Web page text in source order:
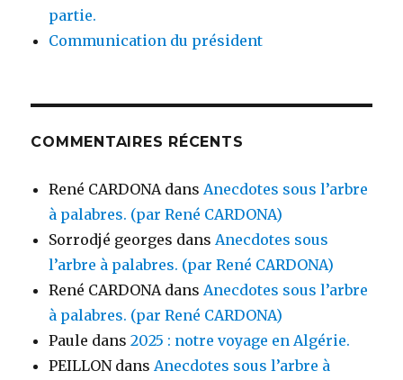
partie.
Communication du président
COMMENTAIRES RÉCENTS
René CARDONA dans Anecdotes sous l’arbre
à palabres. (par René CARDONA)
Sorrodjé georges dans Anecdotes sous
l’arbre à palabres. (par René CARDONA)
René CARDONA dans Anecdotes sous l’arbre
à palabres. (par René CARDONA)
Paule dans2025 : notre voyage en Algérie.
PEILLONdans Anecdotes sous l’arbre à